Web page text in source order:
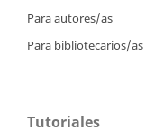
Para autores/as
Para bibliotecarios/as
Tutoriales